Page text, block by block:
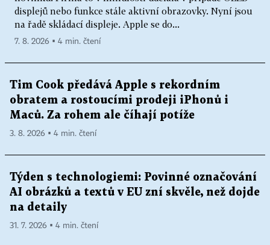
displejů nebo funkce stále aktivní obrazovky. Nyní jsou
na řadě skládací displeje. Apple se do...
7. 8. 2026 ▪ 4 min. čtení
Tim Cook předává Apple s rekordním
obratem a rostoucími prodeji iPhonů i
Maců. Za rohem ale číhají potíže
3. 8. 2026 ▪ 4 min. čtení
Týden s technologiemi: Povinné označování
AI obrázků a textů v EU zní skvěle, než dojde
na detaily
31. 7. 2026 ▪ 4 min. čtení